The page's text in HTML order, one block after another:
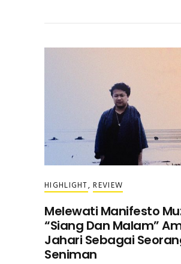
HIGHLIGHT,REVIEW
Melewati Manifesto
“Siang Dan Malam”
Jahari Sebagai
Seniman